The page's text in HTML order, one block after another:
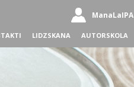
ManaLaIPA
LIDZSKANA AUTORSKOLA